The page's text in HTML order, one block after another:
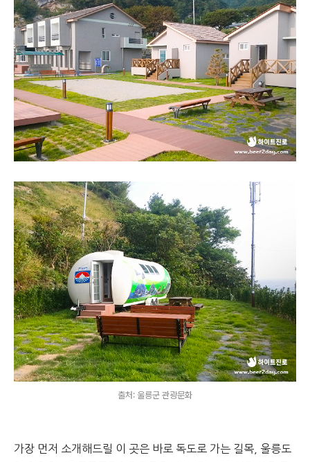
출처: 울릉군 관광문화
가장 먼저 소개해드릴 이 곳은 바로 독도로 가는 길목, 울릉도